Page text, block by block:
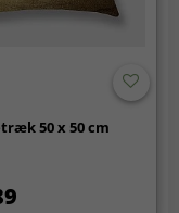
50 x 50 cm